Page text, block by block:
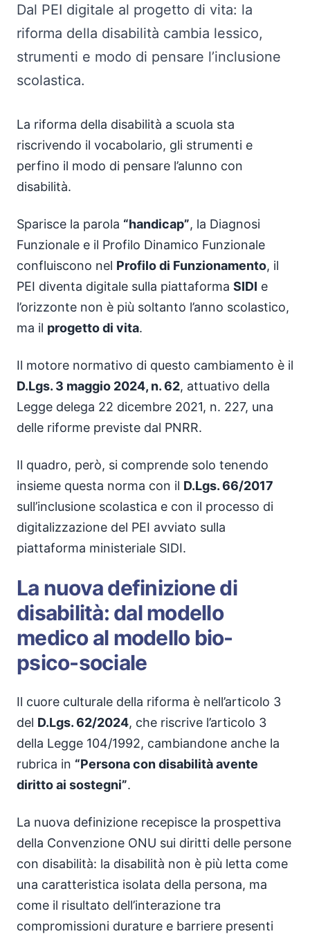
Dal PEI digitale al progetto di vita: la
riforma della disabilità cambia lessico,
strumenti e modo di pensare l’inclusione
scolastica.
La riforma della disabilità a scuola sta
riscrivendo il vocabolario, gli strumenti e
perfino il modo di pensare l’alunno con
disabilità.
Sparisce la parola “handicap”, la Diagnosi
Funzionale e il Profilo Dinamico Funzionale
confluiscono nel Profilo di Funzionamento, il
PEI diventa digitale sulla piattaforma SIDI e
l’orizzonte non è più soltanto l’anno scolastico,
ma il progetto di vita.
Il motore normativo di questo cambiamento è il
D.Lgs. 3 maggio 2024, n. 62, attuativo della
Legge delega 22 dicembre 2021, n. 227, una
delle riforme previste dal PNRR.
Il quadro, però, si comprende solo tenendo
insieme questa norma con il D.Lgs. 66/2017
sull’inclusione scolastica e con il processo di
digitalizzazione del PEI avviato sulla
piattaforma ministeriale SIDI.
La nuova definizione di
disabilità: dal modello
medico al modello bio-
psico-sociale
Il cuore culturale della riforma è nell’articolo 3
del D.Lgs. 62/2024, che riscrive l’articolo 3
della Legge 104/1992, cambiandone anche la
rubrica in “Persona con disabilità avente
diritto ai sostegni”.
La nuova definizione recepisce la prospettiva
della Convenzione ONU sui diritti delle persone
con disabilità: la disabilità non è più letta come
una caratteristica isolata della persona, ma
come il risultato dell’interazione tra
compromissioni durature e barriere presenti